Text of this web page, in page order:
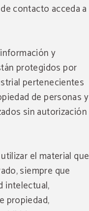
contacto acceda a
y
protegidos por
pertenecientes
de personas y
sin autorización
el material que
siempre que
intelectual,
propiedad,